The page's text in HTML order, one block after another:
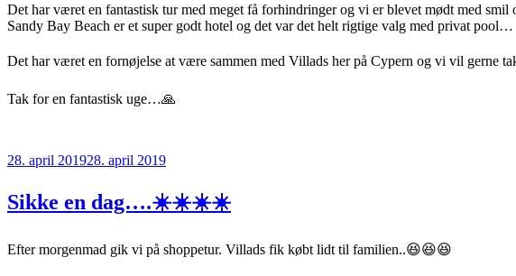
Det har været en fantastisk tur med meget få forhindringer og vi er blevet mødt med
Sandy Bay Beach er et super godt hotel og det var det helt rigtige valg med privat pool…
Det har været en fornøjelse at være sammen med Villads her på Cypern og vi vil
Tak for en fantastisk uge…🙏
Udgivet
28. april 201928. april 2019
Sikke en dag….☀️☀️☀️☀️
Efter morgenmad gik vi på shoppetur. Villads fik købt lidt til familien..😆😆😆